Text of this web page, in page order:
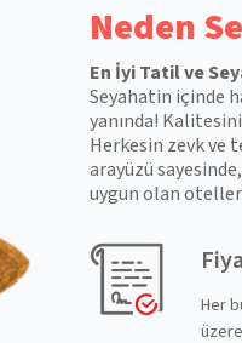
Neden
En İyi Tatil ve
Seyahatin içinde
yanında!
Herkesin zevk ve
arayüzü
uygun olan
Her